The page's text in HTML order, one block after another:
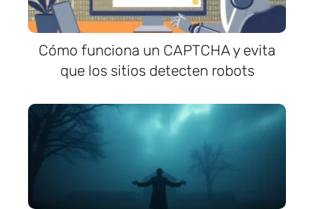
Cómo funciona un CAPTCHA y evita
que los sitios detecten robots